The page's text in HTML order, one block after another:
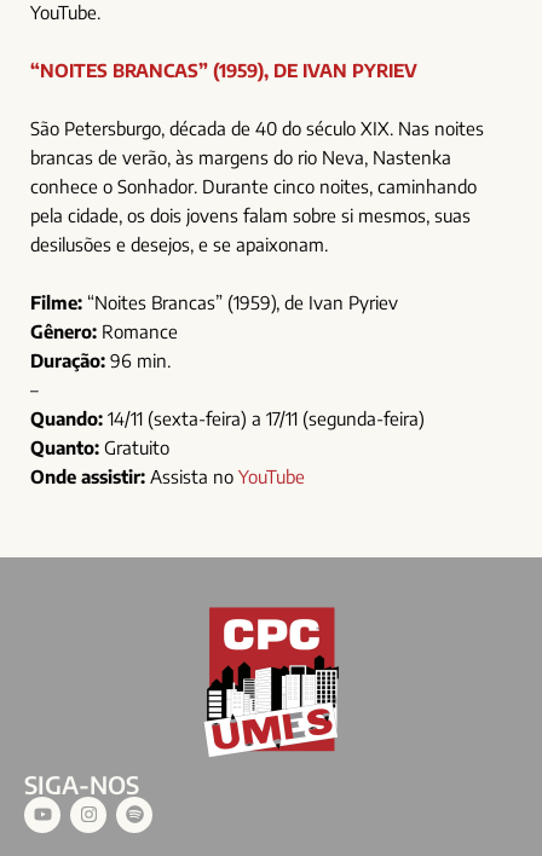
YouTube.
“NOITES BRANCAS” (1959), DE IVAN PYRIEV
São Petersburgo, década de 40 do século XIX. Nas noites
brancas de verão, às margens do rio Neva, Nastenka
conhece o Sonhador. Durante cinco noites, caminhando
pela cidade, os dois jovens falam sobre si mesmos, suas
desilusões e desejos, e se apaixonam.
Filme: “Noites Brancas” (1959), de Ivan Pyriev
Gênero: Romance
Duração: 96 min.
–
Quando: 14/11 (sexta-feira) a 17/11 (segunda-feira)
Quanto: Gratuito
Onde assistir: Assista no YouTube
SIGA-NOS